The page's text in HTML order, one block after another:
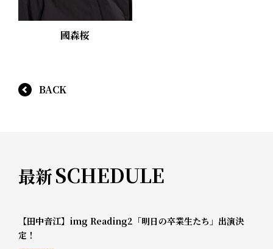
國森桜
BACK
最新SCHEDULE
【田中音江】img Reading2「明日の卒業生たち」出演決
定！